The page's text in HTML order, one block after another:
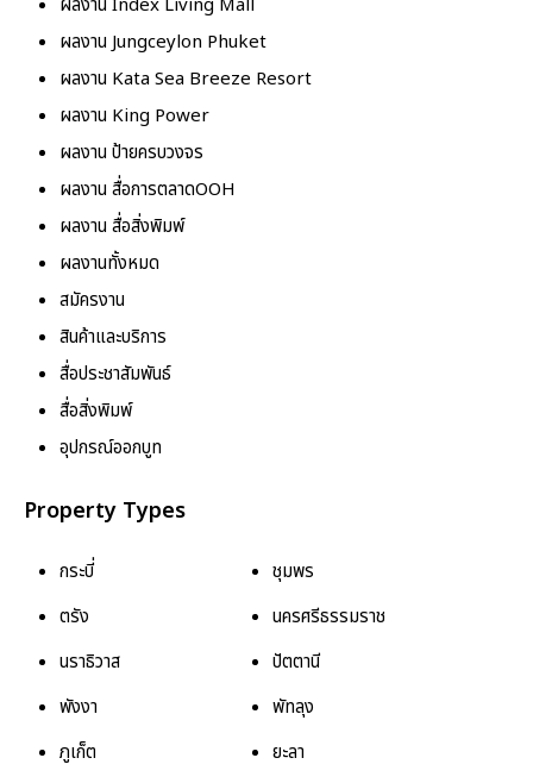
ผลงาน Index Living Mall
ผลงาน Jungceylon Phuket
ผลงาน Kata Sea Breeze Resort
ผลงาน King Power
ผลงาน ป้ายครบวงจร
ผลงาน สื่อการตลาดOOH
ผลงาน สื่อสิ่งพิมพ์
ผลงานทั้งหมด
สมัครงาน
สินค้าและบริการ
สื่อประชาสัมพันธ์
สื่อสิ่งพิมพ์
อุปกรณ์ออกบูท
Property Types
กระบี่
ชุมพร
ตรัง
นครศรีธรรมราช
นราธิวาส
ปัตตานี
พังงา
พัทลุง
ภูเก็ต
ยะลา